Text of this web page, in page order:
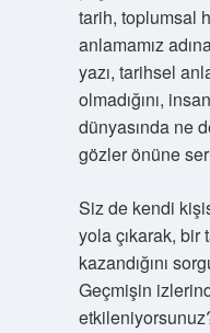
tarih, toplumsal
anlamamız
yazı, tarihsel
olmadığını,
dünyasında ne
gözler önüne
Siz de kendi
yola çıkarak, bir
kazandığını
Geçmişin